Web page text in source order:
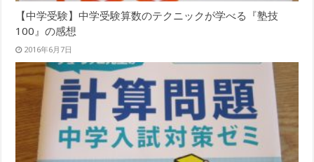
【中学受験】中学受験算数のテクニックが学べる『塾技
100』の感想
2016年6月7日